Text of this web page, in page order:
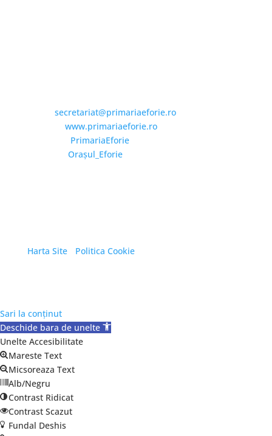
secretariat@primariaeforie.ro
www.primariaeforie.ro
PrimariaEforie
Oraşul_Eforie
Harta Site/ Politica Cookie
Sari la conținut
Deschide bara de unelte
Unelte Accesibilitate
Mareste Text
Micsoreaza Text
Alb/Negru
Contrast Ridicat
Contrast Scazut
Fundal Deshis